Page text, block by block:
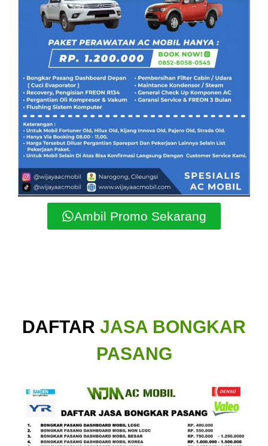
Ambil Promo Sekarang
DAFTAR JASA BONGKAR
PASANG